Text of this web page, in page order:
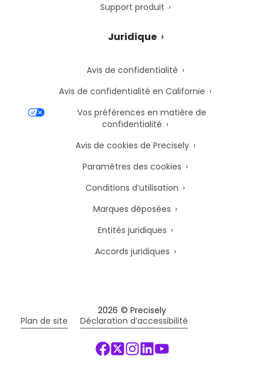
Support produit
Juridique
Avis de confidentialité
Avis de confidentialité en Californie
Vos préférences en matière de
confidentialité
Avis de cookies de Precisely
Paramètres des cookies
Conditions d’utilisation
Marques déposées
Entités juridiques
Accords juridiques
2026 © Precisely
Plan de site
Déclaration d’accessibilité